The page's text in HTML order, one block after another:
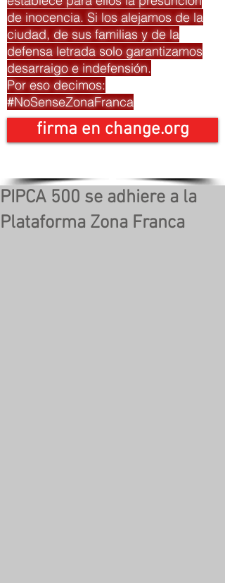
de inocencia. Si los alejamos de la
ciudad, de sus familias y de la
defensa letrada solo garantizamos
desarraigo e indefensión.
Por eso decimos:
#NoSenseZonaFranca
firma en change.org
PIPCA 500 se adhiere a la
Plataforma Zona Franca